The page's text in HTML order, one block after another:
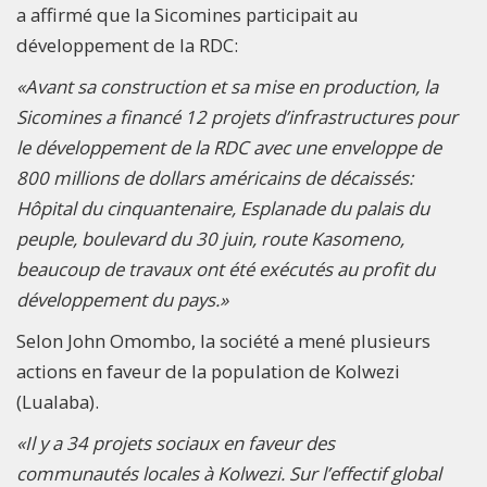
a affirmé que la Sicomines participait au
développement de la RDC:
«Avant sa construction et sa mise en production, la
Sicomines a financé 12 projets d’infrastructures pour
le développement de la RDC avec une enveloppe de
800 millions de dollars américains de décaissés:
Hôpital du cinquantenaire, Esplanade du palais du
peuple, boulevard du 30 juin, route Kasomeno,
beaucoup de travaux ont été exécutés au profit du
développement du pays.»
Selon John Omombo, la société a mené plusieurs
actions en faveur de la population de Kolwezi
(Lualaba).
«Il y a 34 projets sociaux en faveur des
communautés locales à Kolwezi. Sur l’effectif global